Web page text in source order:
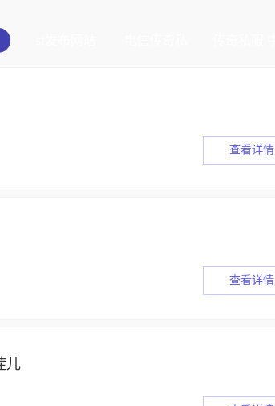
查看详情
查看详情
儿